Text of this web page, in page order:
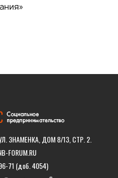
ЗНАМЕНКА, ДОМ 8/13, СТР. 2.
FORUM.RU
71 (доб. 4054)